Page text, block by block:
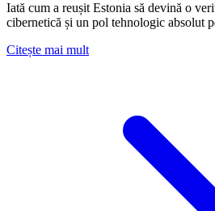
Iată cum a reușit Estonia să devină o
cibernetică și un pol tehnologic absolut
Citește mai multabout Cod și Securitate